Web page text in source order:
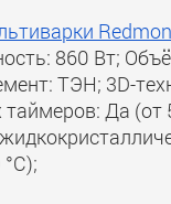
860 Вт;
ТЭН; 3D-
Да